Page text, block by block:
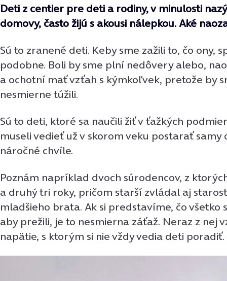
Deti z centier pre deti a rodiny, v minulosti
domovy, často žijú s akousi nálepkou. Aké
Sú to zranené deti. Keby sme zažili to, čo ony,
podobne. Boli by sme plní nedôvery alebo,
a ochotní mať vzťah s kýmkoľvek, pretože by
nesmierne túžili.
Sú to deti, ktoré sa naučili žiť v ťažkých
museli vedieť už v skorom veku postarať samy
náročné chvíle.
Poznám napríklad dvoch súrodencov, z
a druhý tri roky, pričom starší zvládal aj
mladšieho brata. Ak si predstavíme, čo všetko
aby prežili, je to nesmierna záťaž. Neraz z nej
napätie, s ktorým si nie vždy vedia deti poradiť.